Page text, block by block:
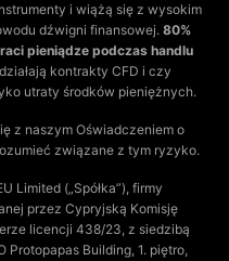
i wiążą się z wysokim
dźwigni finansowej. 80%
pieniądze podczas handlu
kontrakty CFD i czy
utraty środków pieniężnych.
z naszym Oświadczeniem o
związane z tym ryzyko.
Limited („Spółka”), firmy
przez Cypryjską Komisję
licencji 438/23, z siedzibą
Protopapas Building, 1. piętro,